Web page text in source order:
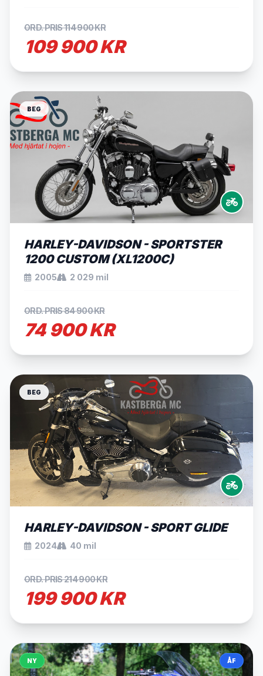
ORD. PRIS 114 900 KR
109 900 KR
BEG
HARLEY-DAVIDSON - SPORTSTER
1200 CUSTOM (XL1200C)
2005 2 029 mil
ORD. PRIS 84 900 KR
74 900 KR
BEG
HARLEY-DAVIDSON - SPORT GLIDE
2024 40 mil
ORD. PRIS 214 900 KR
199 900 KR
NY ÅF